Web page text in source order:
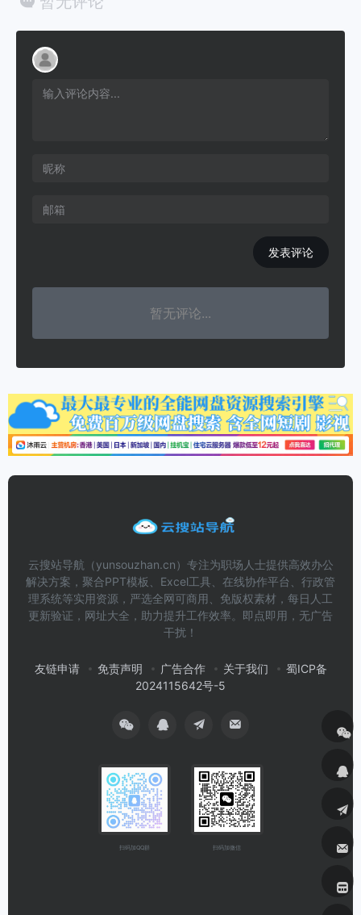
发表评论
暂无评论...
云搜站导航（yunsouzhan.cn）专注为职场人士提供高效办公
解决方案，聚合PPT模板、Excel工具、在线协作平台、行政管
理系统等实用资源，严选全网可商用、免版权素材，每日人工
更新验证，网址大全，助力提升工作效率。即点即用，无广告
干扰！
友链申请 免责声明 广告合作 关于我们
蜀ICP备
2024115642号-5
扫码加QQ群 扫码加微信